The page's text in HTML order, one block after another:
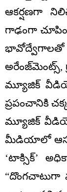
ఆకర్షణగా
గాఢంగా
భావోద్వేగాలతో
అరేంజ్‌మెంట్స్,
మ్యూజిక్
ప్రపంచానికి
మ్యూజిక్
మీడియాలో
‘టాక్సిక్’
“దొంగచాటుగా